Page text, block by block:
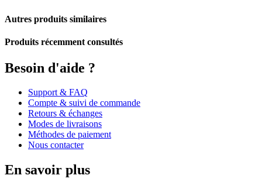
Autres produits similaires
Produits récemment consultés
Besoin d'aide ?
Support & FAQ
Compte & suivi de commande
Retours & échanges
Modes de livraisons
Méthodes de paiement
Nous contacter
En savoir plus